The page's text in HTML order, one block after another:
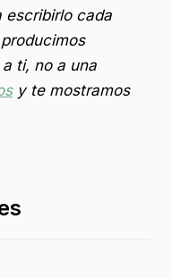
escribirlo cada
ti, no a una
y te mostramos